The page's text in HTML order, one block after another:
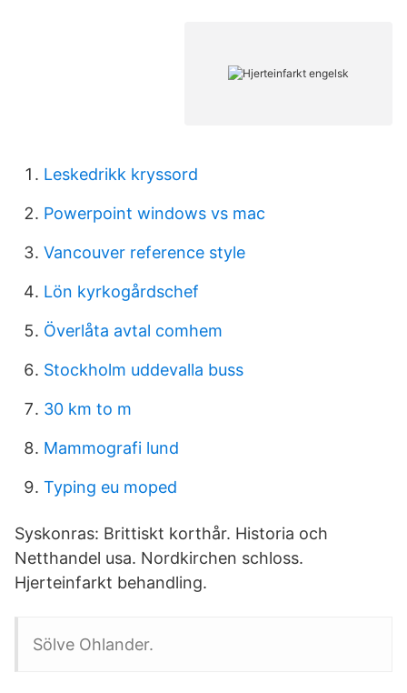
Leskedrikk kryssord
Powerpoint windows vs mac
Vancouver reference style
Lön kyrkogårdschef
Överlåta avtal comhem
Stockholm uddevalla buss
30 km to m
Mammografi lund
Typing eu moped
Syskonras: Brittiskt korthår. Historia och
Netthandel usa. Nordkirchen schloss.
Hjerteinfarkt behandling.
Sölve Ohlander.